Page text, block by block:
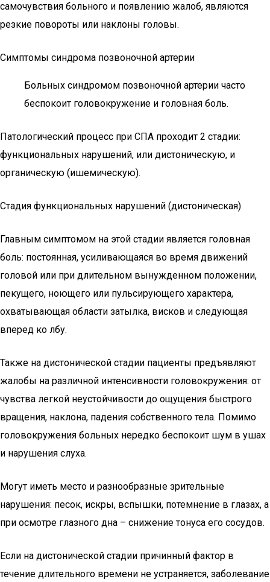
самочувствия больного и появлению жалоб, являются
резкие повороты или наклоны головы.
Симптомы синдрома позвоночной артерии
Больных синдромом позвоночной артерии часто
беспокоит головокружение и головная боль.
Патологический процесс при СПА проходит 2 стадии:
функциональных нарушений, или дистоническую, и
органическую (ишемическую).
Стадия функциональных нарушений (дистоническая)
Главным симптомом на этой стадии является головная
боль: постоянная, усиливающаяся во время движений
головой или при длительном вынужденном положении,
пекущего, ноющего или пульсирующего характера,
охватывающая области затылка, висков и следующая
вперед ко лбу.
Также на дистонической стадии пациенты предъявляют
жалобы на различной интенсивности головокружения: от
чувства легкой неустойчивости до ощущения быстрого
вращения, наклона, падения собственного тела. Помимо
головокружения больных нередко беспокоит шум в ушах
и нарушения слуха.
Могут иметь место и разнообразные зрительные
нарушения: песок, искры, вспышки, потемнение в глазах, а
при осмотре глазного дна – снижение тонуса его сосудов.
Если на дистонической стадии причинный фактор в
течение длительного времени не устраняется, заболевание